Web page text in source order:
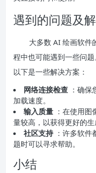
遇到的问题及
大多数 AI 绘画软件
程中也可能遇到一些问题
以下是一些解决方案：
网络连接检查 ：确
加载速度。
输入质量 ：在使用
量较高，以获得更好的生
社区支持 ：许多软
题时可以寻求帮助。
小结